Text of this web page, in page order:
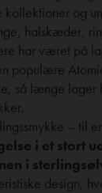
og
halskæder,
har været på
populære
så længe lager
– til
i et stort
i
design,